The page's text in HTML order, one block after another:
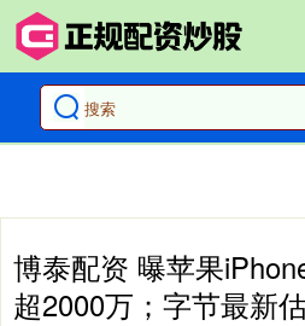
博泰配资 曝苹果
超2000万；字节最新